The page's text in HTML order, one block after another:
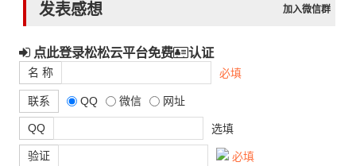
发表感想 加入微信群
点此登录松松云平台免费 认证
名 称 必填
联系 QQ 微信 网址
QQ 选填
验证 必填